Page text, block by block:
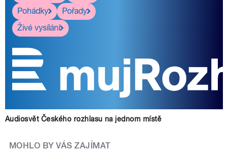
Pohádky
Pořady
Živé vysílání
Audiosvět Českého rozhlasu na jednom místě
MOHLO BY VÁS ZAJÍMAT